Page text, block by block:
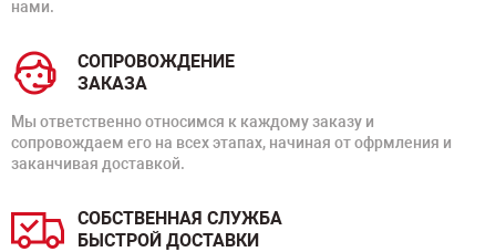
нами.
СОПРОВОЖДЕНИЕ
ЗАКАЗА
Мы ответственно относимся к каждому заказу и
сопровождаем его на всех этапах, начиная от офрмления и
заканчивая доставкой.
СОБСТВЕННАЯ СЛУЖБА
БЫСТРОЙ ДОСТАВКИ